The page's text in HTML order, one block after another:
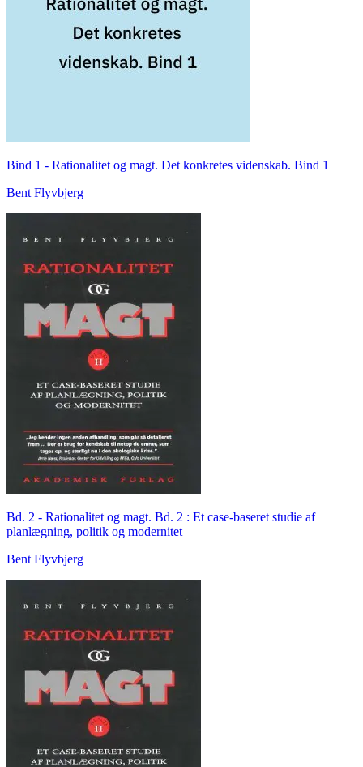
Bind 1 - Rationalitet og magt. Det konkretes videnskab. Bind 1
Bent Flyvbjerg
Bd. 2 - Rationalitet og magt. Bd. 2 : Et case-baseret studie af
planlægning, politik og modernitet
Bent Flyvbjerg